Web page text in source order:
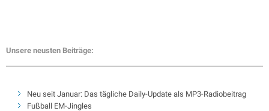
Unsere neusten Beiträge:
Neu seit Januar: Das tägliche Daily-Update als MP3-Radiobeitrag
Fußball EM-Jingles